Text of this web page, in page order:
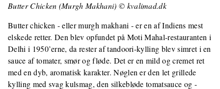
Butter Chicken (Murgh Makhani) © kvalimad.dk
Butter chicken - eller murgh makhani - er en af Indiens mest
elskede retter. Den blev opfundet på Moti Mahal-restauranten i
Delhi i 1950’erne, da rester af tandoori-kylling blev simret i en
sauce af tomater, smør og fløde. Det er en mild og cremet ret
med en dyb, aromatisk karakter. Nøglen er den let grillede
kylling med svag kulsmag, den silkebløde tomatsauce og -